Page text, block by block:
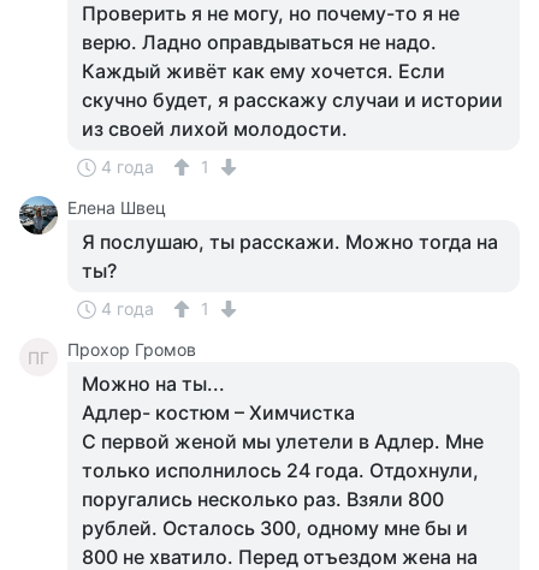
Проверить я не могу, но почему-то я не
верю. Ладно оправдываться не надо.
Каждый живёт как ему хочется. Если
скучно будет, я расскажу случаи и истории
из своей лихой молодости.
4 года
1
Елена Швец
Я послушаю, ты расскажи. Можно тогда на
ты?
4 года 1
ПГ Прохор Громов
Можно на ты...
Адлер- костюм – Химчистка
С первой женой мы улетели в Адлер. Мне
только исполнилось 24 года. Отдохнули,
поругались несколько раз. Взяли 800
рублей. Осталось 300, одному мне бы и
800 не хватило. Перед отъездом жена на